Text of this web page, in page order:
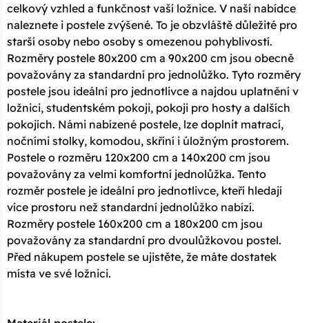
celkový vzhled a funkčnost vaší ložnice. V naší nabídce
naleznete i postele zvýšené. To je obzvláště důležité pro
starší osoby nebo osoby s omezenou pohyblivostí.
Rozměry postele 80x200 cm a 90x200 cm jsou obecně
považovány za standardní pro jednolůžko. Tyto rozměry
postele jsou ideální pro jednotlivce a najdou uplatnění v
ložnici, studentském pokoji, pokoji pro hosty a dalších
pokojích. Námi nabízené postele, lze doplnit matrací,
nočními stolky, komodou, skříní i úložným prostorem.
Postele o rozměru 120x200 cm a 140x200 cm jsou
považovány za velmi komfortní jednolůžka. Tento
rozměr postele je ideální pro jednotlivce, kteří hledají
více prostoru než standardní jednolůžko nabízí.
Rozměry postele 160x200 cm a 180x200 cm jsou
považovány za standardní pro dvoulůžkovou postel.
Před nákupem postele se ujistěte, že máte dostatek
místa ve své ložnici.